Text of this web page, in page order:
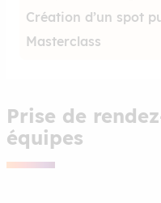
Création d’un spot
Masterclass
Prise de
équipes